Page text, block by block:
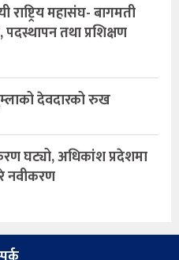
राष्ट्रिय महासंघ- बागमती
तथा प्रशिक्षण
देवदारको रुख
घट्यो, अधिकांश प्रदेशमा
नवीकरण